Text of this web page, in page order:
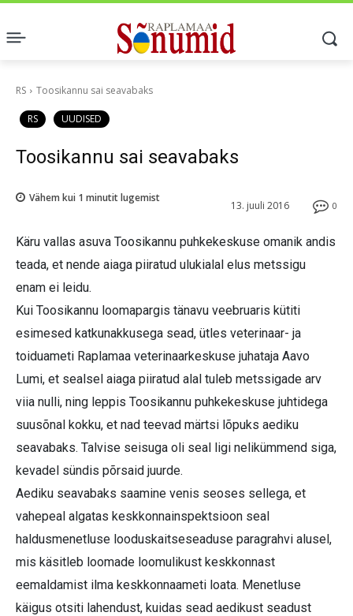
RS Toosikannu sai seavabaks
RS UUDISED
Toosikannu sai seavabaks
0
13. juuli 2016
Vähem kui 1 minutit lugemist
Käru vallas asuva Toosikannu puhkekeskuse omanik andis
teada, et nende aiaga piiratud ulukialal elus metssigu
enam ei leidu.
Kui Toosikannu loomapargis tänavu veebruaris kütiti
esimesed katkunakkusega sead, ütles veterinaar- ja
toiduameti Raplamaa veterinaarkeskuse juhataja Aavo
Lumi, et sealsel aiaga piiratud alal tuleb metssigade arv
viia nulli, ning leppis Toosikannu puhkekeskuse juhtidega
suusõnal kokku, et nad teevad märtsi lõpuks aediku
seavabaks. Talvise seisuga oli seal ligi nelikümmend siga,
kevadel sündis põrsaid juurde.
Aediku seavabaks saamine venis seoses sellega, et
vahepeal algatas keskkonnainspektsioon seal
haldusmenetluse looduskaitseseaduse paragrahvi alusel,
mis käsitleb loomade loomulikust keskkonnast
eemaldamist ilma keskkonnaameti loata. Menetluse
käigus otsiti lahendust, kuidas sead aedikust seadust